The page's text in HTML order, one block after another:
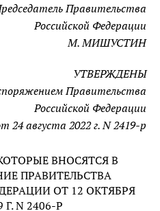
Правительства
Российской Федерации
М. МИШУСТИН
УТВЕРЖДЕНЫ
Правительства
Российской Федерации
24 августа 2022 г. N 2419-р
ВНОСЯТСЯ В
ПРАВИТЕЛЬСТВА
ОТ 12 ОКТЯБРЯ
Г. N 2406-Р